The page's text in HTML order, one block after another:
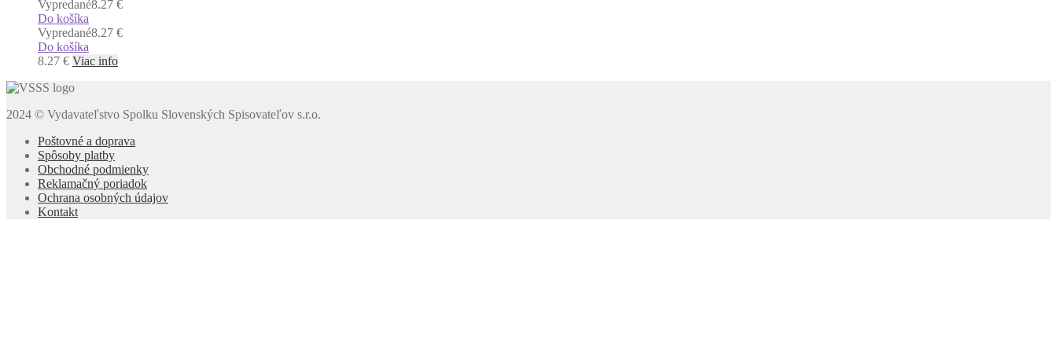
Vypredané8.27 €
Do košíka
Vypredané8.27 €
Do košíka
8.27 € Viac info
2024 © Vydavateľstvo Spolku Slovenských Spisovateľov s.r.o.
Poštovné a doprava
Spôsoby platby
Obchodné podmienky
Reklamačný poriadok
Ochrana osobných údajov
Kontakt